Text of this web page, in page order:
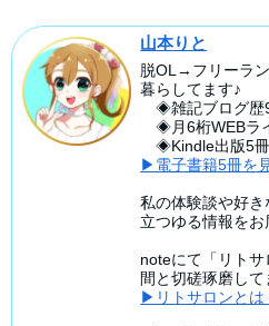
山本りと
脱OL→フリーラ
暮らしてます♪
◈雑記ブログ歴
◈月6桁WEBラ
◈Kindle出版5冊
▶電子書籍5冊を
私の体験談や好
立つゆる情報をお
noteにて「リト
間と切磋琢磨して
▶リトサロンとは